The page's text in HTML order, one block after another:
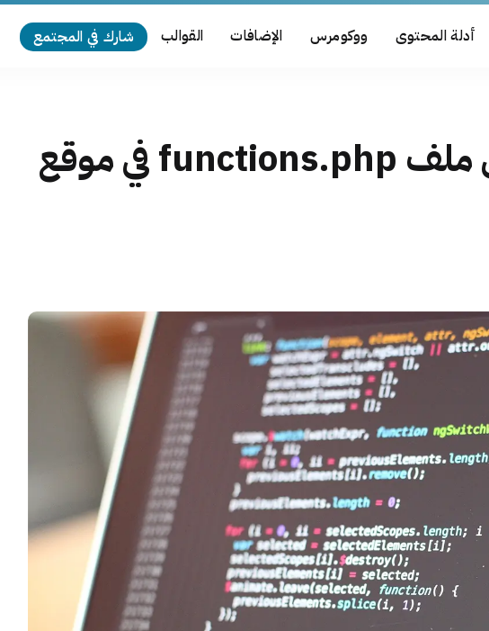
أدلة المحتوى ووكومرس الإضافات القوالب شارك في المجتمع
دليلك الشامل إلى ملف functions.php في موقع